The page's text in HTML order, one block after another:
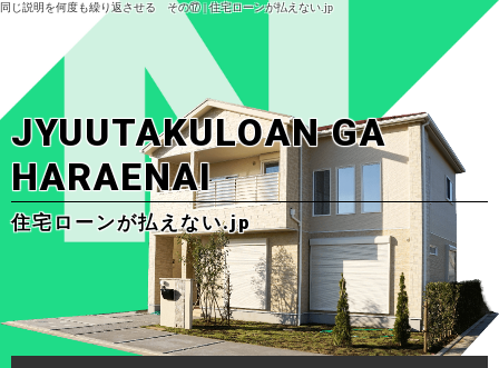
同じ説明を何度も繰り返させる その⑰ | 住宅ローンが払えない.jp
JYUUTAKULOAN GA
HARAENAI
住宅ローンが払えない.jp